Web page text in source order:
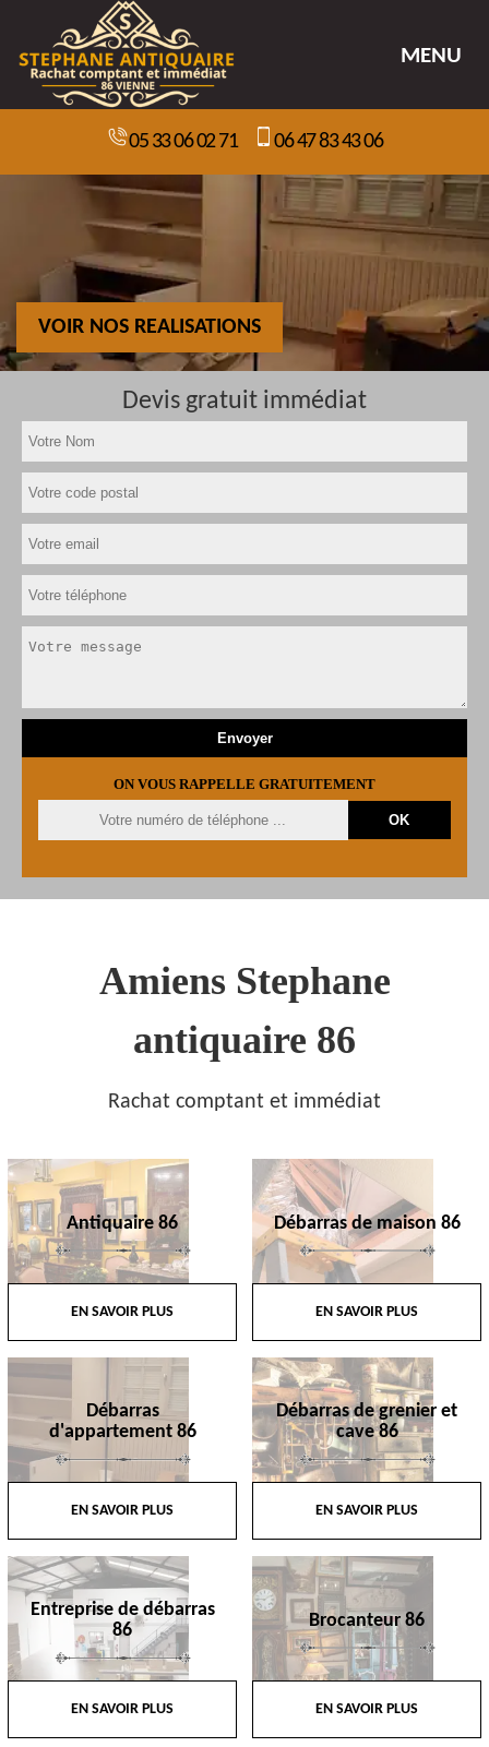
MENU
05 33 06 02 71 06 47 83 43 06
VOIR NOS REALISATIONS
Devis gratuit immédiat
ON VOUS RAPPELLE GRATUITEMENT
Amiens Stephane
antiquaire 86
Rachat comptant et immédiat
Antiquaire 86
EN SAVOIR PLUS
Débarras de maison 86
EN SAVOIR PLUS
Débarras
d'appartement 86
EN SAVOIR PLUS
Débarras de grenier et
cave 86
EN SAVOIR PLUS
Entreprise de débarras
86
EN SAVOIR PLUS
Brocanteur 86
EN SAVOIR PLUS